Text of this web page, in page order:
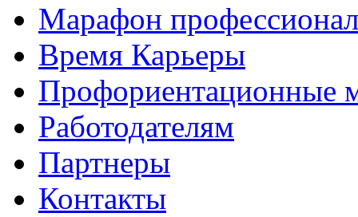
Марафон
Время Карьеры
Профориентационные
Работодателям
Партнеры
Контакты